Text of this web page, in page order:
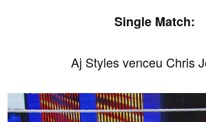
Single Match:
Aj Styles venceu Chris